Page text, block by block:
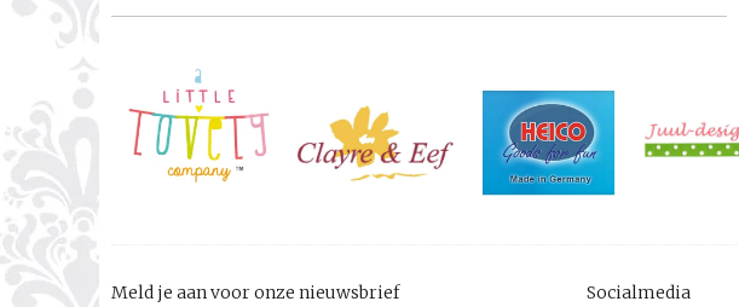
Meld je aan voor onze nieuwsbrief Socialmedia